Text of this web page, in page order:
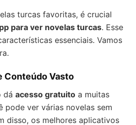
turcas favoritas, é crucial
para ver novelas turcas. Esse
essenciais. Vamos
Conteúdo Vasto
dá acesso gratuito a muitas
pode ver várias novelas sem
disso, os melhores aplicativos